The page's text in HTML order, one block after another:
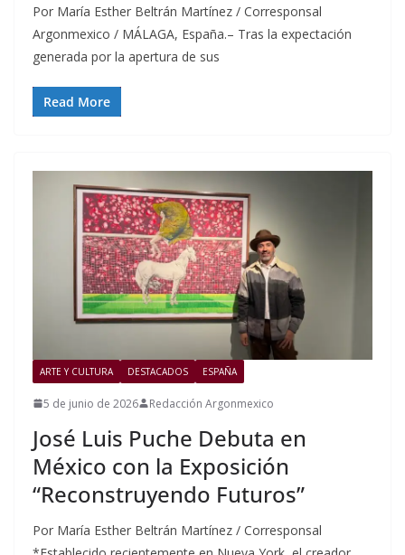
Por María Esther Beltrán Martínez / Corresponsal
Argonmexico / MÁLAGA, España.– Tras la expectación
generada por la apertura de sus
Read More
ARTE Y CULTURA DESTACADOS ESPAÑA
5 de junio de 2026 Redacción Argonmexico
José Luis Puche Debuta en
México con la Exposición
“Reconstruyendo Futuros”
Por María Esther Beltrán Martínez / Corresponsal